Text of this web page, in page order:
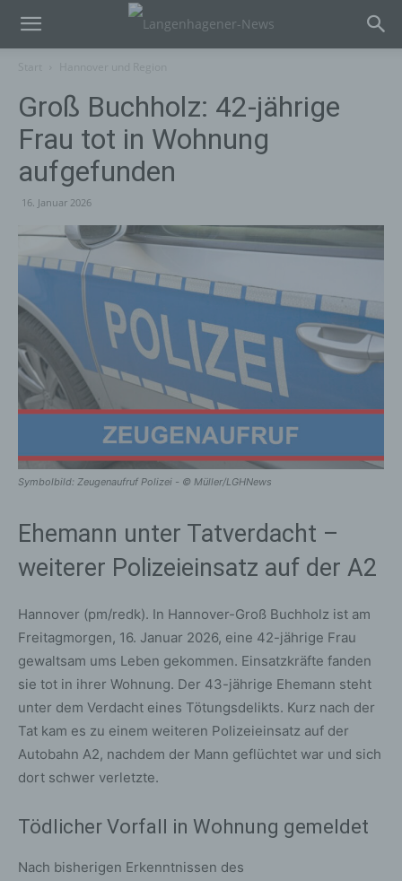
Groß Buchholz: 42-jährige
Frau tot in Wohnung
aufgefunden
16. Januar 2026
Symbolbild: Zeugenaufruf Polizei - © Müller/LGHNews
Ehemann unter Tatverdacht –
weiterer Polizeieinsatz auf der A2
Hannover (pm/redk). In Hannover-Groß Buchholz ist am
Freitagmorgen, 16. Januar 2026, eine 42-jährige Frau
gewaltsam ums Leben gekommen. Einsatzkräfte fanden
sie tot in ihrer Wohnung. Der 43-jährige Ehemann steht
unter dem Verdacht eines Tötungsdelikts. Kurz nach der
Tat kam es zu einem weiteren Polizeieinsatz auf der
Autobahn A2, nachdem der Mann geflüchtet war und sich
dort schwer verletzte.
Tödlicher Vorfall in Wohnung gemeldet
Nach bisherigen Erkenntnissen des